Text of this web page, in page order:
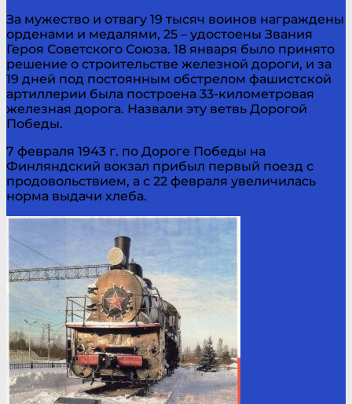
За мужество и отвагу 19 тысяч воинов награждены
орденами и медалями, 25 – удостоены Звания
Героя Советского Союза. 18 января было принято
решение о строительстве железной дороги, и за
19 дней под постоянным обстрелом фашистской
артиллерии была построена 33-километровая
железная дорога. Назвали эту ветвь Дорогой
Победы.
7 февраля 1943 г. по Дороге Победы на
Финляндский вокзал прибыл первый поезд с
продовольствием, а с 22 февраля увеличилась
норма выдачи хлеба.